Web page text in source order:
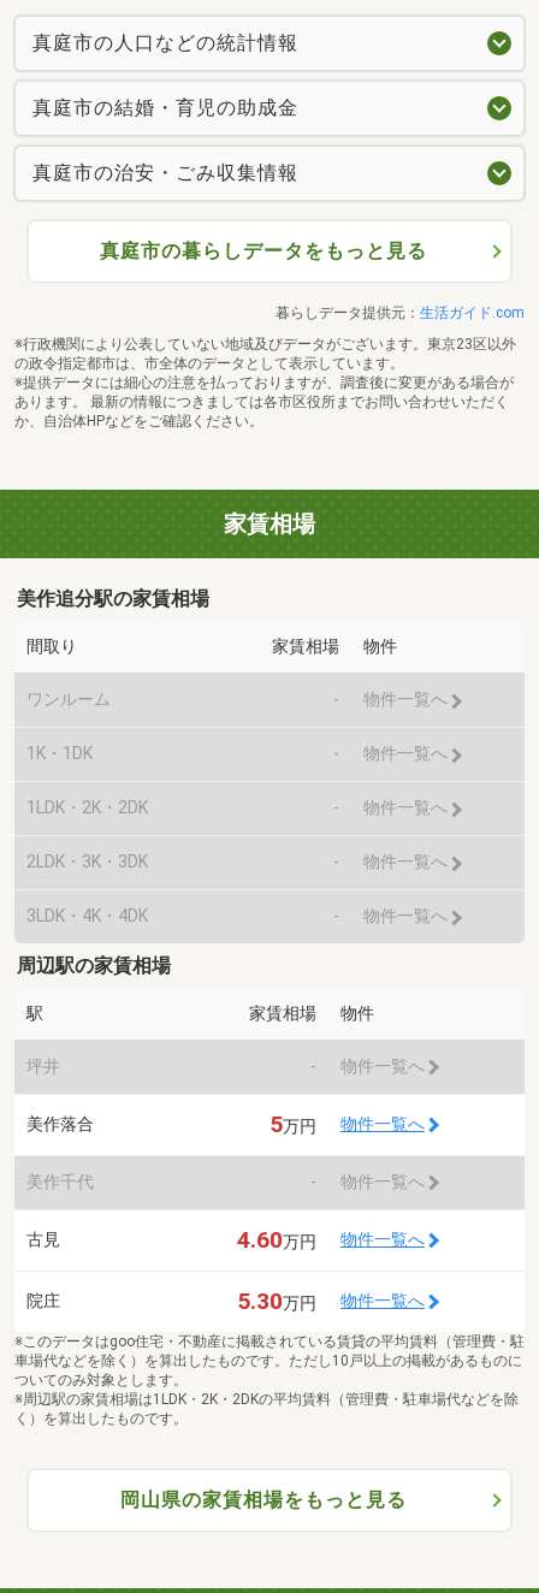
真庭市の人口などの統計情報
真庭市の結婚・育児の助成金
真庭市の治安・ごみ収集情報
真庭市の暮らしデータをもっと見る
暮らしデータ提供元： 生活ガイド.com
※行政機関により公表していない地域及びデータがございます。東京23区以外
の政令指定都市は、市全体のデータとして表示しています。
※提供データには細心の注意を払っておりますが、調査後に変更がある場合が
あります。 最新の情報につきましては各市区役所までお問い合わせいただく
か、自治体HPなどをご確認ください。
家賃相場
美作追分駅の家賃相場
間取り 家賃相場 物件
ワンルーム - 物件一覧へ
1K・1DK - 物件一覧へ
1LDK・2K・2DK - 物件一覧へ
2LDK・3K・3DK - 物件一覧へ
3LDK・4K・4DK - 物件一覧へ
周辺駅の家賃相場
駅 家賃相場 物件
坪井 - 物件一覧へ
美作落合 5万円 物件一覧へ
美作千代 - 物件一覧へ
古見 4.60万円 物件一覧へ
院庄 5.30万円 物件一覧へ
※このデータはgoo住宅・不動産に掲載されている賃貸の平均賃料（管理費・駐
車場代などを除く）を算出したものです。ただし10戸以上の掲載があるものに
ついてのみ対象とします。
※周辺駅の家賃相場は1LDK・2K・2DKの平均賃料（管理費・駐車場代などを除
く）を算出したものです。
岡山県の家賃相場をもっと見る